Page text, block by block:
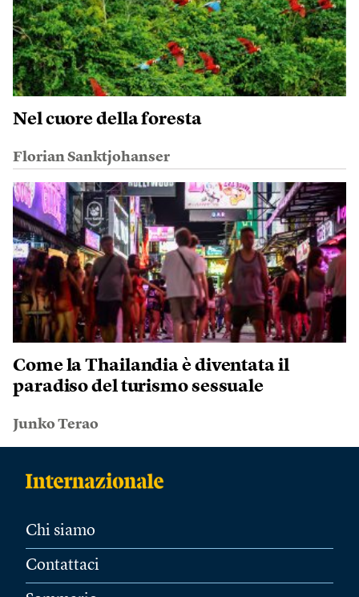
Nel cuore della foresta
Florian Sanktjohanser
Come la Thailandia è diventata il
paradiso del turismo sessuale
Junko Terao
Chi siamo
Contattaci